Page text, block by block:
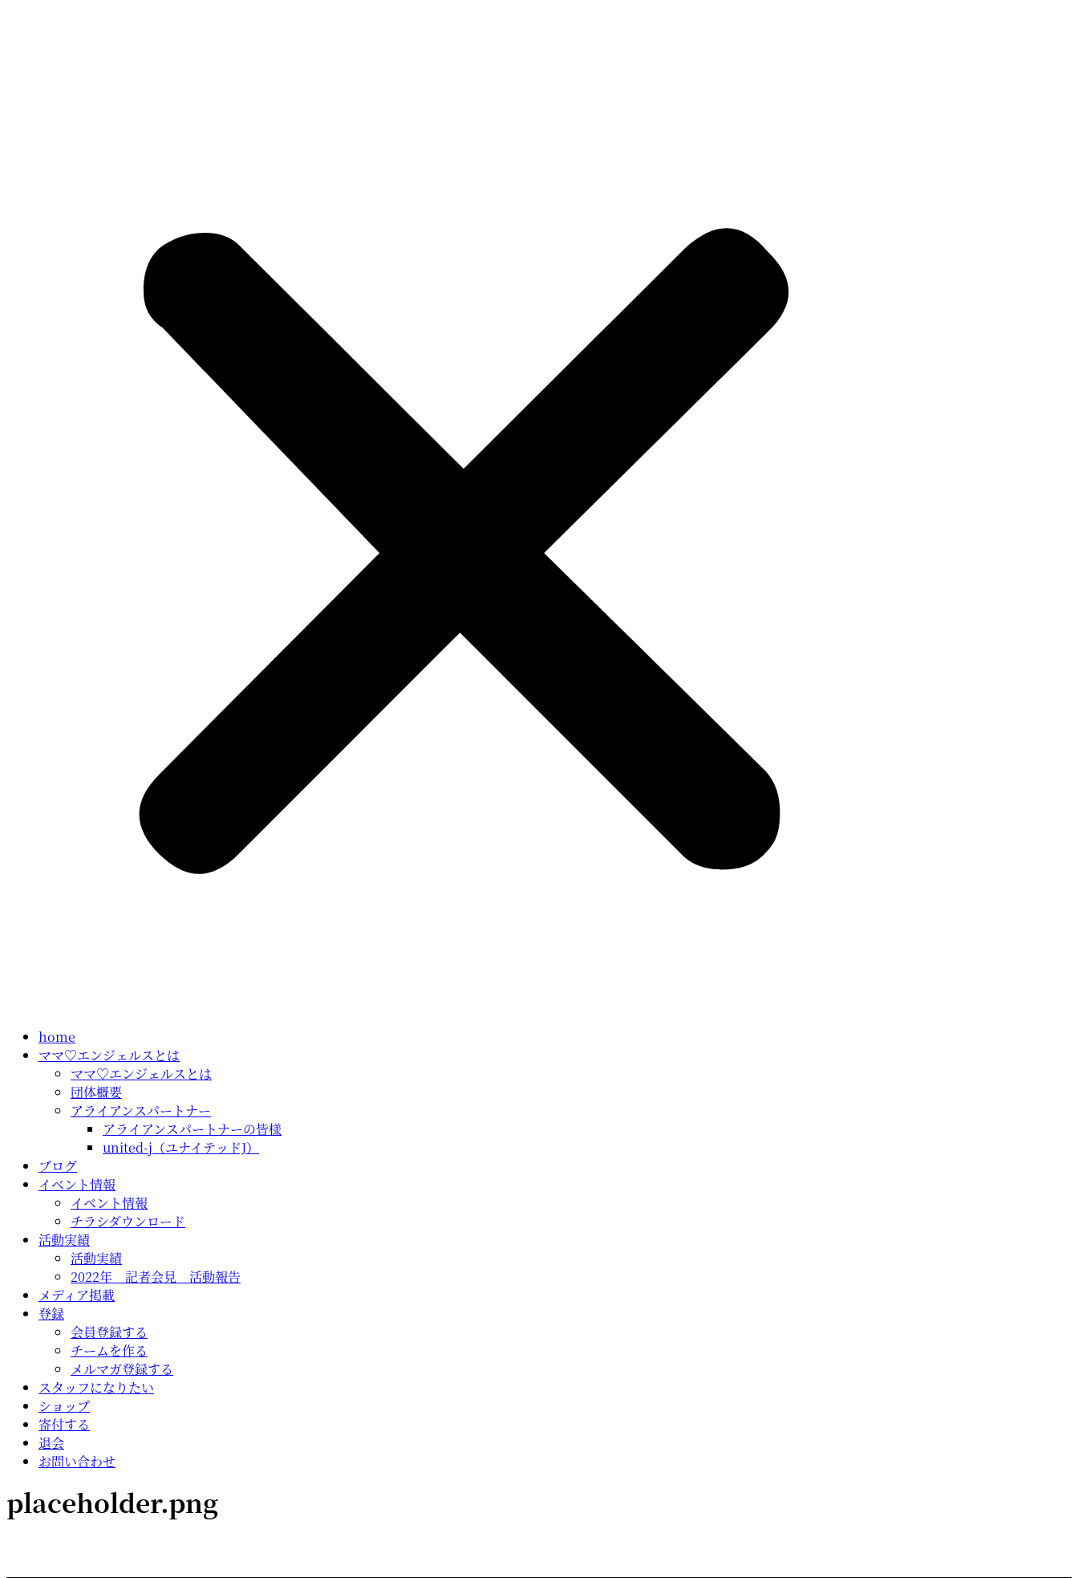
home
ママ♡エンジェルスとは
ママ♡エンジェルスとは
団体概要
アライアンスパートナー
アライアンスパートナーの皆様
united-j（ユナイテッドJ）
ブログ
イベント情報
イベント情報
チラシダウンロード
活動実績
活動実績
2022年 記者会見 活動報告
メディア掲載
登録
会員登録する
チームを作る
メルマガ登録する
スタッフになりたい
ショップ
寄付する
退会
お問い合わせ
placeholder.png